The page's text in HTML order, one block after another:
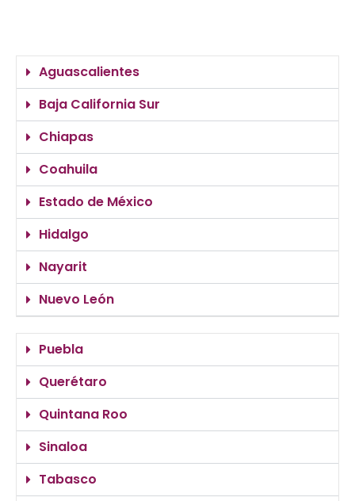
Aguascalientes
Baja California Sur
Chiapas
Coahuila
Estado de México
Hidalgo
Nayarit
Nuevo León
Puebla
Querétaro
Quintana Roo
Sinaloa
Tabasco